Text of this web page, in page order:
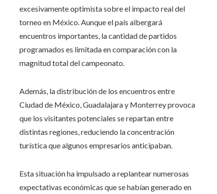
excesivamente optimista sobre el impacto real del
torneo en México. Aunque el país albergará
encuentros importantes, la cantidad de partidos
programados es limitada en comparación con la
magnitud total del campeonato.
Además, la distribución de los encuentros entre
Ciudad de México, Guadalajara y Monterrey provoca
que los visitantes potenciales se repartan entre
distintas regiones, reduciendo la concentración
turística que algunos empresarios anticipaban.
Esta situación ha impulsado a replantear numerosas
expectativas económicas que se habían generado en